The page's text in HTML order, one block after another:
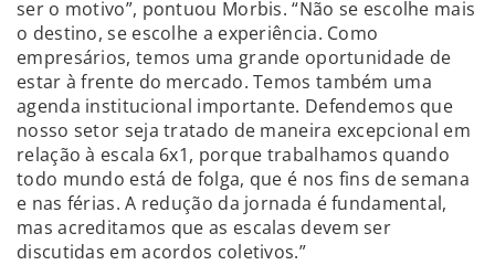
ser o motivo”, pontuou Morbis. “Não se escolhe mais
o destino, se escolhe a experiência. Como
empresários, temos uma grande oportunidade de
estar à frente do mercado. Temos também uma
agenda institucional importante. Defendemos que
nosso setor seja tratado de maneira excepcional em
relação à escala 6x1, porque trabalhamos quando
todo mundo está de folga, que é nos fins de semana
e nas férias. A redução da jornada é fundamental,
mas acreditamos que as escalas devem ser
discutidas em acordos coletivos.”